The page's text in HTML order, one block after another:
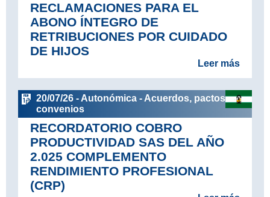
RECLAMACIONES PARA EL
ABONO ÍNTEGRO DE
RETRIBUCIONES POR CUIDADO
DE HIJOS
Leer más
20/07/26 - Autonómica - Acuerdos, pactos y
convenios
RECORDATORIO COBRO
PRODUCTIVIDAD SAS DEL AÑO
2.025 COMPLEMENTO
RENDIMIENTO PROFESIONAL
(CRP)